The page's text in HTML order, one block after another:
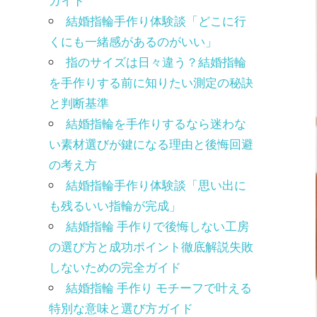
結婚指輪手作り体験談「どこに行
くにも一緒感があるのがいい」
指のサイズは日々違う？結婚指輪
を手作りする前に知りたい測定の秘訣
と判断基準
結婚指輪を手作りするなら迷わな
い素材選びが鍵になる理由と後悔回避
の考え方
結婚指輪手作り体験談「思い出に
も残るいい指輪が完成」
結婚指輪 手作りで後悔しない工房
の選び方と成功ポイント徹底解説失敗
しないための完全ガイド
結婚指輪 手作り モチーフで叶える
特別な意味と選び方ガイド